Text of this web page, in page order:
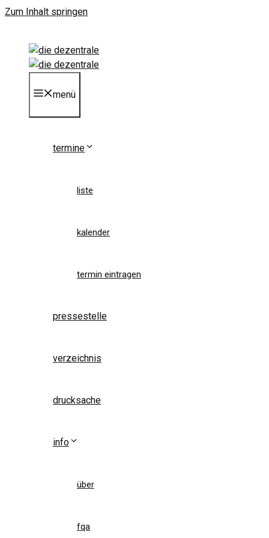
Zum Inhalt springen
menü
termine
liste
kalender
termin eintragen
pressestelle
verzeichnis
drucksache
info
über
fqa